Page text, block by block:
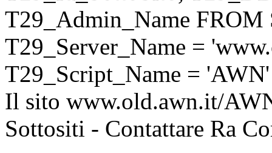
T29_Admin_Name
T29_Server_Name =
T29_Script_Name = 'AWN'
Il sito www.old.awn.it/
Sottositi - Contattare Ra